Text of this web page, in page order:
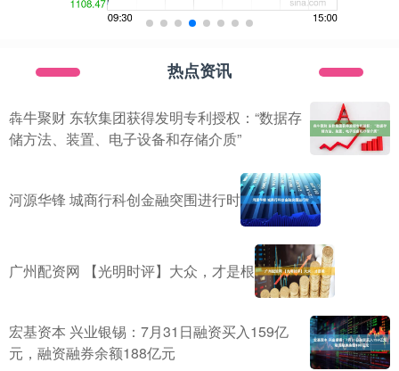
热点资讯
犇牛聚财 东软集团获得发明专利授权：“数据存
储方法、装置、电子设备和存储介质”
河源华锋 城商行科创金融突围进行时
广州配资网 【光明时评】大众，才是根
宏基资本 兴业银锡：7月31日融资买入159亿
元，融资融券余额188亿元